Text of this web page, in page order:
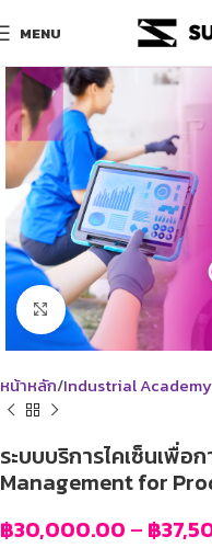
MENU
Click to enlarge
หน้าหลัก Industrial Academy
ระบบบริการไคเซ็นเพื่
Management for
฿30,000.00 – ฿